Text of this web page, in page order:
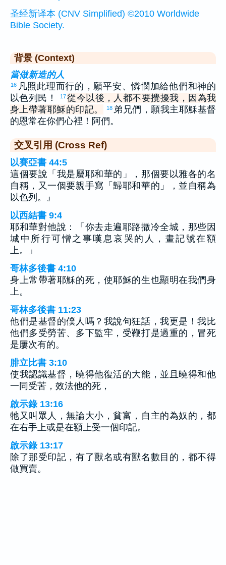
圣经新译本 (CNV Simplified) ©2010 Worldwide
Bible Society.
背景 (Context)
當做新造的人
16 凡照此理而行的，願平安、憐憫加給他們和神的
以色列民！
17從今以後，人都不要攪擾我，因為我
身上帶著耶穌的印記。
18 弟兄們，願我主耶穌基督
的恩常在你們心裡！阿們。
交叉引用 (Cross Ref)
以賽亞書 44:5
這個要說「我是屬耶和華的」，那個要以雅各的名
自稱，又一個要親手寫「歸耶和華的」，並自稱為
以色列。』
以西結書 9:4
耶和華對他說：「你去走遍耶路撒冷全城，那些因
城中所行可憎之事嘆息哀哭的人，畫記號在額
上。」
哥林多後書 4:10
身上常帶著耶穌的死，使耶穌的生也顯明在我們身
上。
哥林多後書 11:23
他們是基督的僕人嗎？我說句狂話，我更是！我比
他們多受勞苦、多下監牢，受鞭打是過重的，冒死
是屢次有的。
腓立比書 3:10
使我認識基督，曉得他復活的大能，並且曉得和他
一同受苦，效法他的死，
啟示錄 13:16
牠又叫眾人，無論大小，貧富，自主的為奴的，都
在右手上或是在額上受一個印記。
啟示錄 13:17
除了那受印記，有了獸名或有獸名數目的，都不得
做買賣。